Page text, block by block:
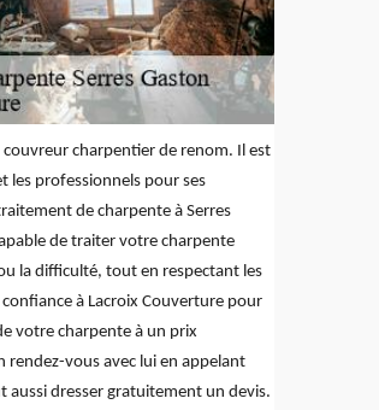
charpentier de renom. Il est
les professionnels pour ses
de charpente à Serres
de traiter votre charpente
la difficulté, tout en respectant les
à Lacroix Couverture pour
votre charpente à un prix
rendez-vous avec lui en appelant
aussi dresser gratuitement un devis.